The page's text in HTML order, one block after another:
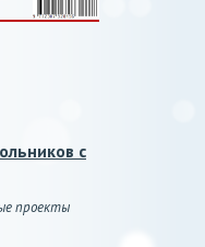
с
проекты